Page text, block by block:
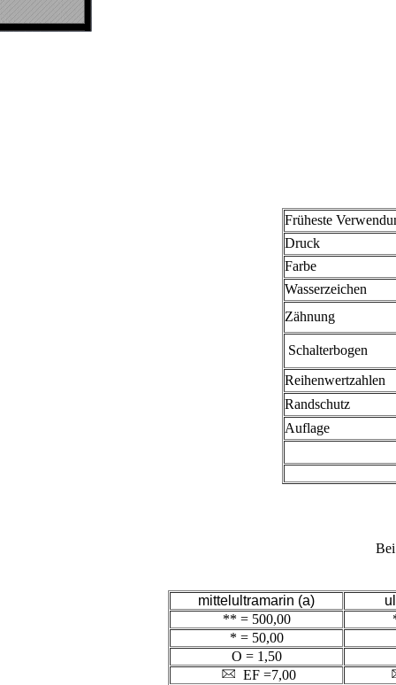
Früheste
Druck
Farbe
Wasserzeichen
Zähnung
Schalterbogen
Reihenwertzahlen
Randschutz
Auflage
mittelultramarin (a)
** = 500,00
* = 50,00
O = 1,50
EF =7,00